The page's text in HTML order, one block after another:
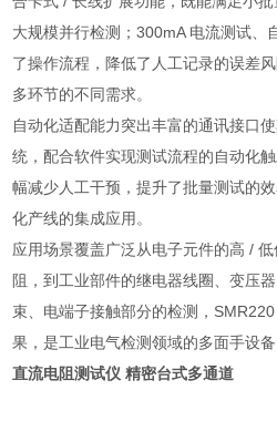
大规模并行检测；300mA 电流测试、
了操作流程，降低了人工记录的误差
多环节的不同需求。
自动化适配能力突出丰富的通讯接口
统，配合软件实现测试流程的自动化
幅减少人工干预，提升了批量测试的
化产线的集成应用。
应用场景覆盖广泛从电子元件的高 /
阻，到工业部件的继电器线圈、变压
束、电端子接触部分的检测，
果，是工业电气检测领域的多面手设备
直流电阻测试仪 精密台式多通道